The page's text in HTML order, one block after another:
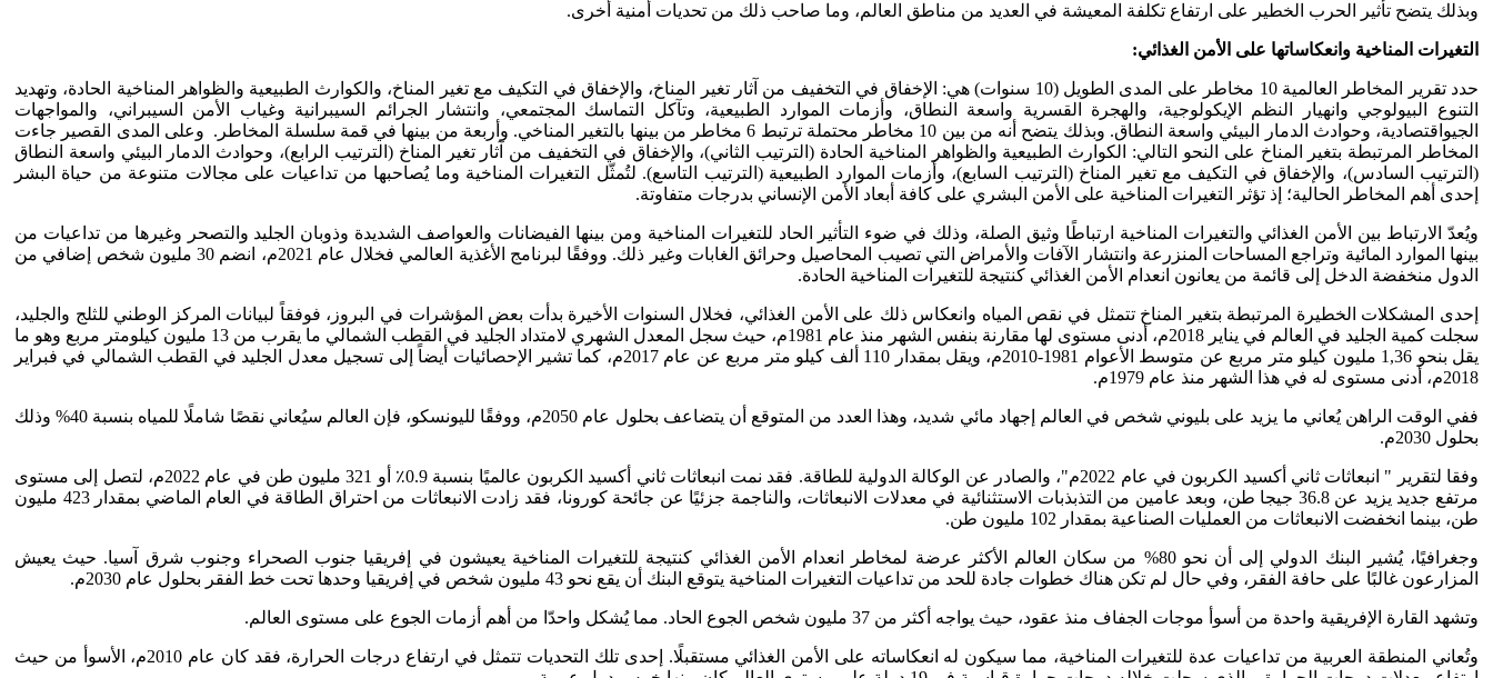
وبذلك يتضح تأثير الحرب الخطير على ارتفاع تكلفة المعيشة في العديد من مناطق العالم، وما صاحب ذلك من تحديات أمنية أخرى.
التغيرات المناخية وانعكاساتها على الأمن الغذائي:
حدد تقرير المخاطر العالمية 10 مخاطر على المدى الطويل (10 سنوات) هي: الإخفاق في التخفيف من آثار تغير المناخ، والإخفاق في التكيف مع تغير المناخ، والكوارث الطبيعية والظواهر المناخية الحادة، وتهديد
التنوع البيولوجي وانهيار النظم الإيكولوجية، والهجرة القسرية واسعة النطاق، وأزمات الموارد الطبيعية، وتآكل التماسك المجتمعي، وانتشار الجرائم السيبرانية وغياب الأمن السيبراني، والمواجهات
الجيواقتصادية، وحوادث الدمار البيئي واسعة النطاق. وبذلك يتضح أنه من بين 10 مخاطر محتملة ترتبط 6 مخاطر من بينها بالتغير المناخي. وأربعة من بينها في قمة سلسلة المخاطر. وعلى المدى القصير جاءت
المخاطر المرتبطة بتغير المناخ على النحو التالي: الكوارث الطبيعية والظواهر المناخية الحادة (الترتيب الثاني)، والإخفاق في التخفيف من آثار تغير المناخ (الترتيب الرابع)، وحوادث الدمار البيئي واسعة النطاق
(الترتيب السادس)، والإخفاق في التكيف مع تغير المناخ (الترتيب السابع)، وأزمات الموارد الطبيعية (الترتيب التاسع). لتُمثّل التغيرات المناخية وما يُصاحبها من تداعيات على مجالات متنوعة من حياة البشر
إحدى أهم المخاطر الحالية؛ إذ تؤثر التغيرات المناخية على الأمن البشري على كافة أبعاد الأمن الإنساني بدرجات متفاوتة.
ويُعدّ الارتباط بين الأمن الغذائي والتغيرات المناخية ارتباطًا وثيق الصلة، وذلك في ضوء التأثير الحاد للتغيرات المناخية ومن بينها الفيضانات والعواصف الشديدة وذوبان الجليد والتصحر وغيرها من تداعيات من
بينها الموارد المائية وتراجع المساحات المنزرعة وانتشار الآفات والأمراض التي تصيب المحاصيل وحرائق الغابات وغير ذلك. ووفقًا لبرنامج الأغذية العالمي فخلال عام 2021م، انضم 30 مليون شخص إضافي من
الدول منخفضة الدخل إلى قائمة من يعانون انعدام الأمن الغذائي كنتيجة للتغيرات المناخية الحادة.
إحدى المشكلات الخطيرة المرتبطة بتغير المناخ تتمثل في نقص المياه وانعكاس ذلك على الأمن الغذائي، فخلال السنوات الأخيرة بدأت بعض المؤشرات في البروز، فوفقاً لبيانات المركز الوطني للثلج والجليد،
سجلت كمية الجليد في العالم في يناير 2018م، أدنى مستوى لها مقارنة بنفس الشهر منذ عام 1981م، حيث سجل المعدل الشهري لامتداد الجليد في القطب الشمالي ما يقرب من 13 مليون كيلومتر مربع وهو ما
يقل بنحو 1,36 مليون كيلو متر مربع عن متوسط الأعوام 1981-2010م، ويقل بمقدار 110 ألف كيلو متر مربع عن عام 2017م، كما تشير الإحصائيات أيضاً إلى تسجيل معدل الجليد في القطب الشمالي في فبراير
2018م، أدنى مستوى له في هذا الشهر منذ عام 1979م.
ففي الوقت الراهن يُعاني ما يزيد على بليوني شخص في العالم إجهاد مائي شديد، وهذا العدد من المتوقع أن يتضاعف بحلول عام 2050م، ووفقًا لليونسكو، فإن العالم سيُعاني نقصًا شاملًا للمياه بنسبة 40% وذلك
بحلول 2030م.
وفقا لتقرير " انبعاثات ثاني أكسيد الكربون في عام 2022م"، والصادر عن الوكالة الدولية للطاقة. فقد نمت انبعاثات ثاني أكسيد الكربون عالميًا بنسبة 0.9٪ أو 321 مليون طن في عام 2022م، لتصل إلى مستوى
مرتفع جديد يزيد عن 36.8 جيجا طن، وبعد عامين من التذبذبات الاستثنائية في معدلات الانبعاثات، والناجمة جزئيًا عن جائحة كورونا، فقد زادت الانبعاثات من احتراق الطاقة في العام الماضي بمقدار 423 مليون
طن، بينما انخفضت الانبعاثات من العمليات الصناعية بمقدار 102 مليون طن.
وجغرافيًا، يُشير البنك الدولي إلى أن نحو 80% من سكان العالم الأكثر عرضة لمخاطر انعدام الأمن الغذائي كنتيجة للتغيرات المناخية يعيشون في إفريقيا جنوب الصحراء وجنوب شرق آسيا. حيث يعيش
المزارعون غالبًا على حافة الفقر، وفي حال لم تكن هناك خطوات جادة للحد من تداعيات التغيرات المناخية يتوقع البنك أن يقع نحو 43 مليون شخص في إفريقيا وحدها تحت خط الفقر بحلول عام 2030م.
وتشهد القارة الإفريقية واحدة من أسوأ موجات الجفاف منذ عقود، حيث يواجه أكثر من 37 مليون شخص الجوع الحاد. مما يُشكل واحدّا من أهم أزمات الجوع على مستوى العالم.
وتُعاني المنطقة العربية من تداعيات عدة للتغيرات المناخية، مما سيكون له انعكاساته على الأمن الغذائي مستقبلًا. إحدى تلك التحديات تتمثل في ارتفاع درجات الحرارة، فقد كان عام 2010م، الأسوأ من حيث